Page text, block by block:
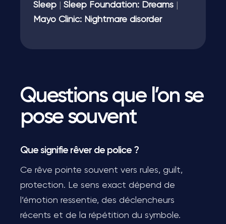
Sleep
Sleep Foundation: Dreams
Mayo Clinic: Nightmare disorder
Questions que l’on se
pose souvent
Que signifie rêver de police ?
Ce rêve pointe souvent vers rules, guilt,
protection. Le sens exact dépend de
l’émotion ressentie, des déclencheurs
récents et de la répétition du symbole.